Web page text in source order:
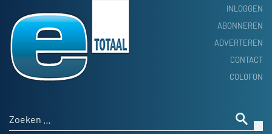
INLOGGEN
ABONNEREN
ADVERTEREN
CONTACT
COLOFON
Zoeken naar:
HOME
PRODUCTNIEUWS
ACHTERGROND
THEMA’S